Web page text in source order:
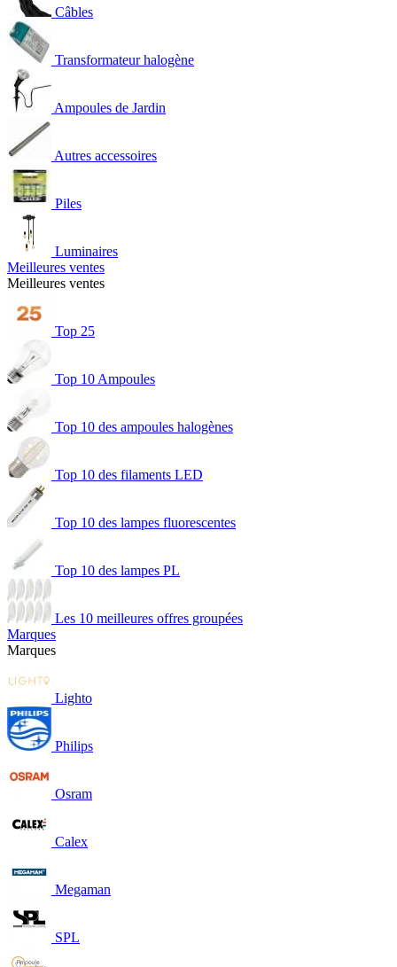
Câbles
Transformateur halogène
Ampoules de Jardin
Autres accessoires
Piles
Luminaires
Meilleures ventes
Meilleures ventes
Top 25
Top 10 Ampoules
Top 10 des ampoules halogènes
Top 10 des filaments LED
Top 10 des lampes fluorescentes
Top 10 des lampes PL
Les 10 meilleures offres groupées
Marques
Marques
Lighto
Philips
Osram
Calex
Megaman
SPL